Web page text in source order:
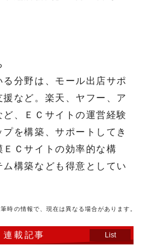
分野は、モール出店サポ
など。楽天、ヤフー、ア
、ＥＣサイトの運営経験
を構築、サポートしてき
Ｃサイトの効率的な構
構築なども得意としてい
時の情報で、現在は異なる場合があります。
載記事 List